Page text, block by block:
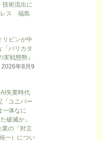
術流出に
レス 福島
リピンが中
バリカタ
戦態勢』
2026年8月9
失業時代
「ユニバー
一体なに
破滅か」
業の「対立
一）につい